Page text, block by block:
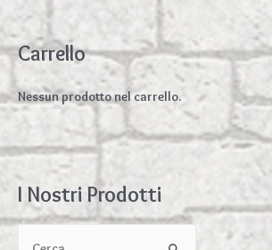
Carrello
Nessun prodotto nel carrello.
I Nostri Prodotti